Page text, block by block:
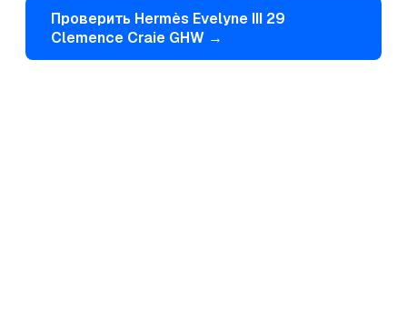
Проверить Hermès Evelyne III 29
Clemence Craie GHW →